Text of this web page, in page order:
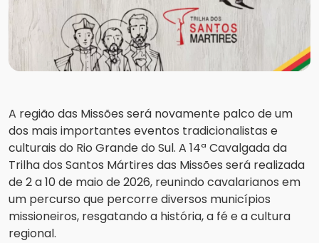
A região das Missões será novamente palco de um
dos mais importantes eventos tradicionalistas e
culturais do Rio Grande do Sul. A 14ª Cavalgada da
Trilha dos Santos Mártires das Missões será realizada
de 2 a 10 de maio de 2026, reunindo cavalarianos em
um percurso que percorre diversos municípios
missioneiros, resgatando a história, a fé e a cultura
regional.